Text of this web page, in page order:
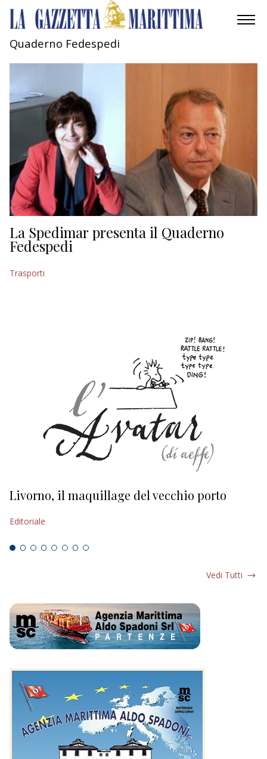
AMBIENTE
INDUSTRIA
RICERCA
ECONOMIA
TURISMO
CULTURA
NAUTICA
Quaderno Fedespedi
La Spedimar presenta il Quaderno
Fedespedi
Trasporti
Livorno, il maquillage del vecchio porto
Editoriale
Vedi Tutti